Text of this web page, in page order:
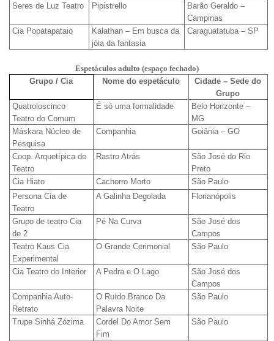
Seres de Luz Teatro
Pipistrello
Barão Geraldo –
Campinas
Cia Popatapataio
Kalathan – Em busca da
jóia da fantasia
Caraguatatuba – SP
Espetáculos adulto (espaço fechado)
Grupo / Cia
Nome do espetáculo
Cidade – Sede do
Grupo
Quatroloscinco
Teatro do Comum
É só uma formalidade
Belo Horizonte –
MG
Máskara Núcleo de
Pesquisa
Companhia Goiânia – GO
Coop. Arquetípica de
Teatro
Rastro Atrás
São José do Rio
Preto
Cia Hiato
Cachorro Morto
São Paulo
Persona Cia de
Teatro
A Galinha Degolada Florianópolis
Grupo de teatro Cia
de 2
Pé Na Curva
São José dos
Campos
Teatro Kaus Cia
Experimental
O Grande Cerimonial São Paulo
Cia Teatro do Interior A Pedra e O Lago
São José dos
Campos
Companhia Auto-
Retrato
O Ruído Branco Da
Palavra Noite
São Paulo
Trupe Sinhá Zózima
Cordel Do Amor Sem
Fim
São Paulo